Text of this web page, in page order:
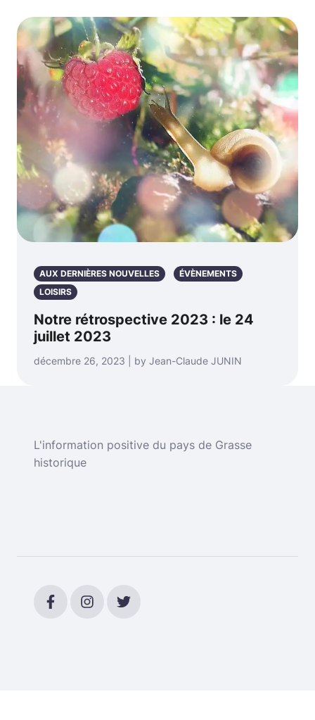
AUX DERNIÈRES NOUVELLES
ÉVÈNEMENTS
LOISIRS
Notre rétrospective 2023 : le 24
juillet 2023
décembre 26, 2023 | by Jean-Claude JUNIN
L'information positive du pays de Grasse
historique